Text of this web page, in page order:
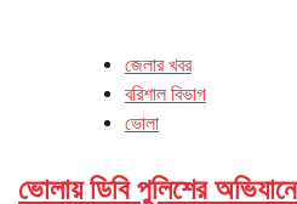
জেলার খবর
বরিশাল বিভাগ
ভোলা
ভোলায় ডিবি পুলিশের